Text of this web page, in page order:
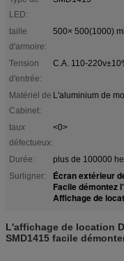
LED:
taille
d'armoire:
500× 500(1000)
Tension
d'entrée:
C.A. 110-
Matériel de
Cabinet:
L'aluminium de
taux
défectueux:
<0>
Durée:
plus de 100000
Surligner:
Écran extérieur
Facile démontez
Affichage de
L'affichage de location
SMD1415 facile